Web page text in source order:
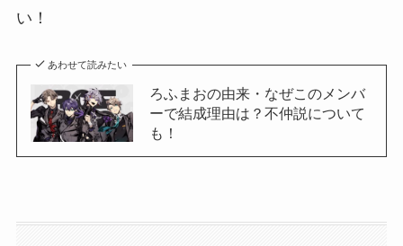
い！
あわせて読みたい
ろふまおの由来・なぜこのメンバ
ーで結成理由は？不仲説について
も！